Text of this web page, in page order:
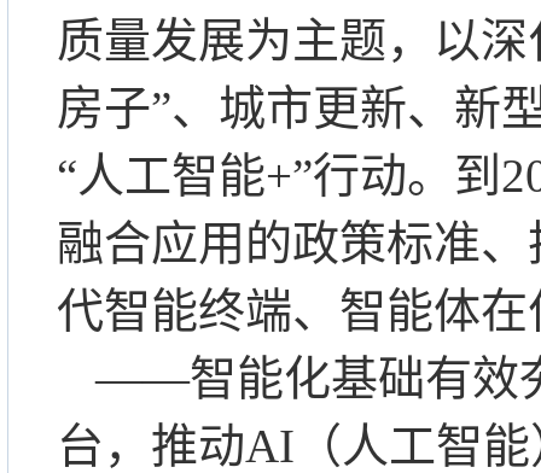
质量发展为主题，以
房子”、城市更新、新
“人工智能+”行动。到
融合应用的政策标准
代智能终端、智能体
——智能化基础有效
台，推动AI（人工智